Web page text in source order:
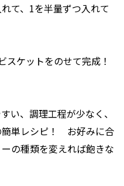
て、1を半量ずつ入れて
スケットをのせて完成！
い、調理工程が少なく、
簡単レシピ！ お好みに合
の種類を変えれば飽きな